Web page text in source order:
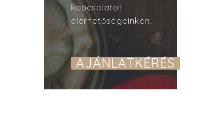
kapcsolatot
elérhetőségeinken.
AJÁNLATKÉRÉS